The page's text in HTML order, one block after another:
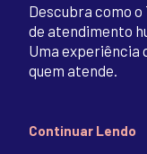
Descubra como
de atendimento
Uma experiência
quem atende.
Continuar Lendo